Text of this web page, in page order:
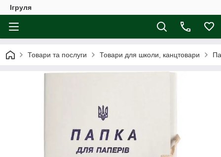
Ігруля
Товари та послуги Товари для школи, канцтовари